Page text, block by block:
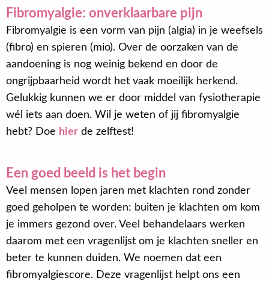
Fibromyalgie: onverklaarbare pijn
Fibromyalgie is een vorm van pijn (algia) in je weefsels
(fibro) en spieren (mio). Over de oorzaken van de
aandoening is nog weinig bekend en door de
ongrijpbaarheid wordt het vaak moeilijk herkend.
Gelukkig kunnen we er door middel van fysiotherapie
wél iets aan doen. Wil je weten of jij fibromyalgie
hebt? Doe hier de zelftest!
Een goed beeld is het begin
Veel mensen lopen jaren met klachten rond zonder
goed geholpen te worden: buiten je klachten om kom
je immers gezond over. Veel behandelaars werken
daarom met een vragenlijst om je klachten sneller en
beter te kunnen duiden. We noemen dat een
fibromyalgiescore. Deze vragenlijst helpt ons een